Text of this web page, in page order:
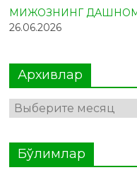
МИЖОЗНИНГ ДАШНОМИ
26.06.2026
Архивлар
Архивлар
Бўлимлар